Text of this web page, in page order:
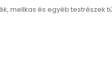
mellkas és egyéb testrészek